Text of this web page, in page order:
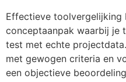
Effectieve
conceptaanpak waarbij je
test met echte
met gewogen criteria en
een objectieve